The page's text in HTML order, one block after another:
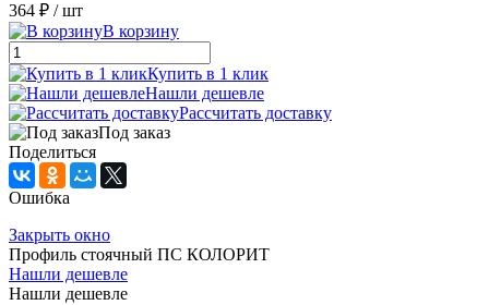
364 ₽ / шт
В корзину
Купить в 1 клик
Нашли дешевле
Рассчитать доставку
Под заказ
Поделиться
Ошибка
Закрыть окно
Профиль стоячный ПС КОЛОРИТ
Нашли дешевле
Нашли дешевле